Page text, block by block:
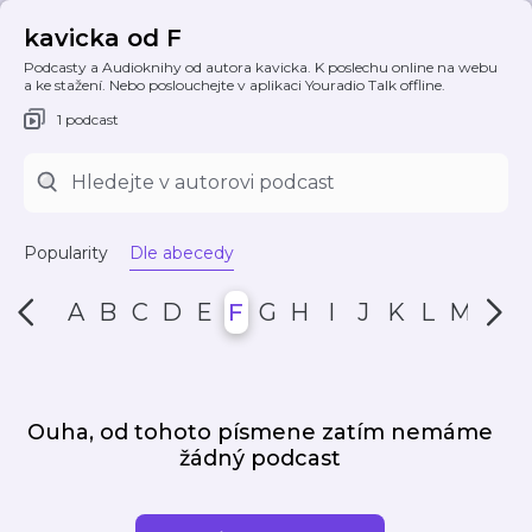
kavicka od F
Podcasty a Audioknihy od autora kavicka. K poslechu online na webu
a ke stažení. Nebo poslouchejte v aplikaci Youradio Talk offline.
1 podcast
Popularity Dle abecedy
A B C D E F G H I J K L M N
Ouha, od tohoto písmene zatím nemáme
žádný podcast